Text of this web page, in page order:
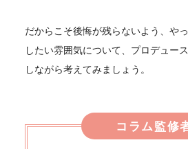
だからこそ後悔が残らないよう、や
したい雰囲気について、プロデュー
しながら考えてみましょう。
コラム監修